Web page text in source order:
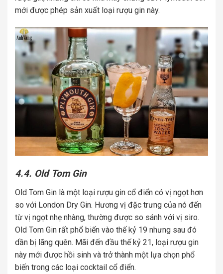
mới được phép sản xuất loại rượu gin này.
4.4. Old Tom Gin
Old Tom Gin là một loại rượu gin cổ điển có vị ngọt hơn
so với London Dry Gin. Hương vị đặc trưng của nó đến
từ vị ngọt nhẹ nhàng, thường được so sánh với vị siro.
Old Tom Gin rất phổ biến vào thế kỷ 19 nhưng sau đó
dần bị lãng quên. Mãi đến đầu thế kỷ 21, loại rượu gin
này mới được hồi sinh và trở thành một lựa chọn phổ
biến trong các loại cocktail cổ điển.